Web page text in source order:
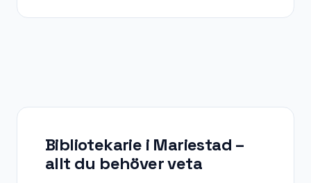
Bibliotekarie i Mariestad –
allt du behöver veta